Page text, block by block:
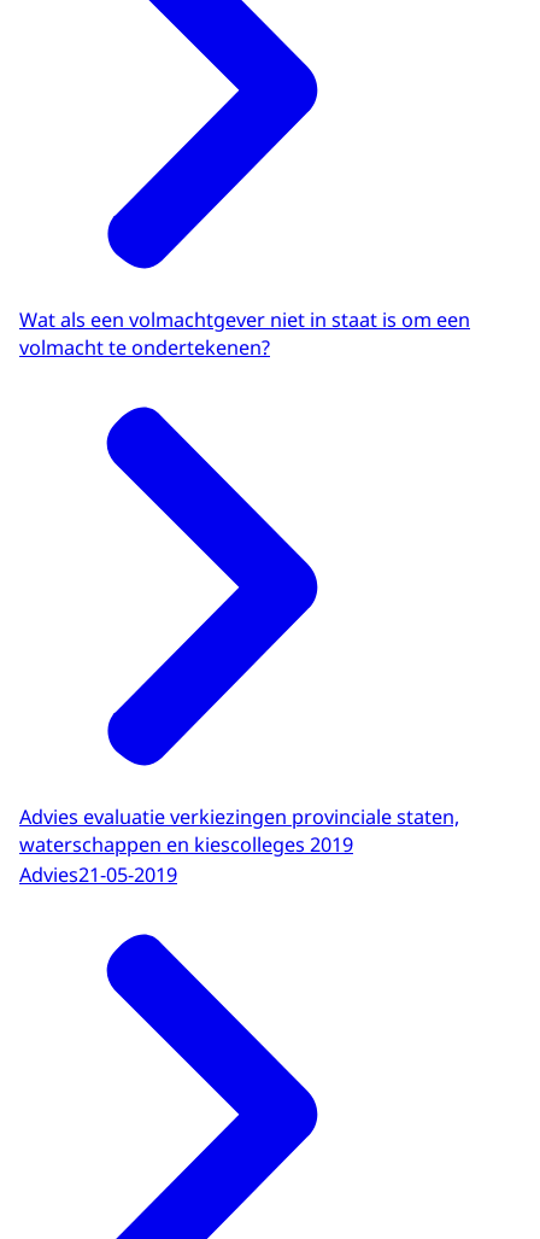
Wat als een volmachtgever niet in staat is om een
volmacht te ondertekenen?
Advies evaluatie verkiezingen provinciale staten,
waterschappen en kiescolleges 2019
Advies21-05-2019